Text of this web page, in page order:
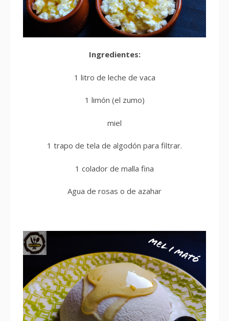
Ingredientes:
1 litro de leche de vaca
1 limón (el zumo)
miel
1 trapo de tela de algodón para filtrar.
1 colador de malla fina
Agua de rosas o de azahar